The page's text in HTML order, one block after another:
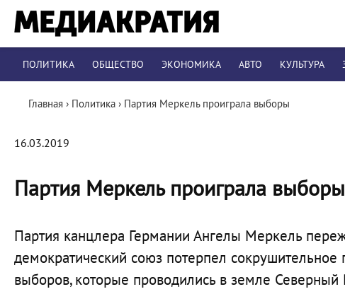
ПОЛИТИКА ОБЩЕСТВО ЭКОНОМИКА АВТО КУЛЬТУРА
Главная › Политика › Партия Меркель проиграла выборы
16.03.2019
Партия Меркель проиграла выборы
Партия канцлера Германии Ангелы Меркель
демократический союз потерпел
выборов, которые проводились в земле Северный